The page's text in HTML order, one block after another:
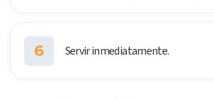
6 Servir inmediatamente.